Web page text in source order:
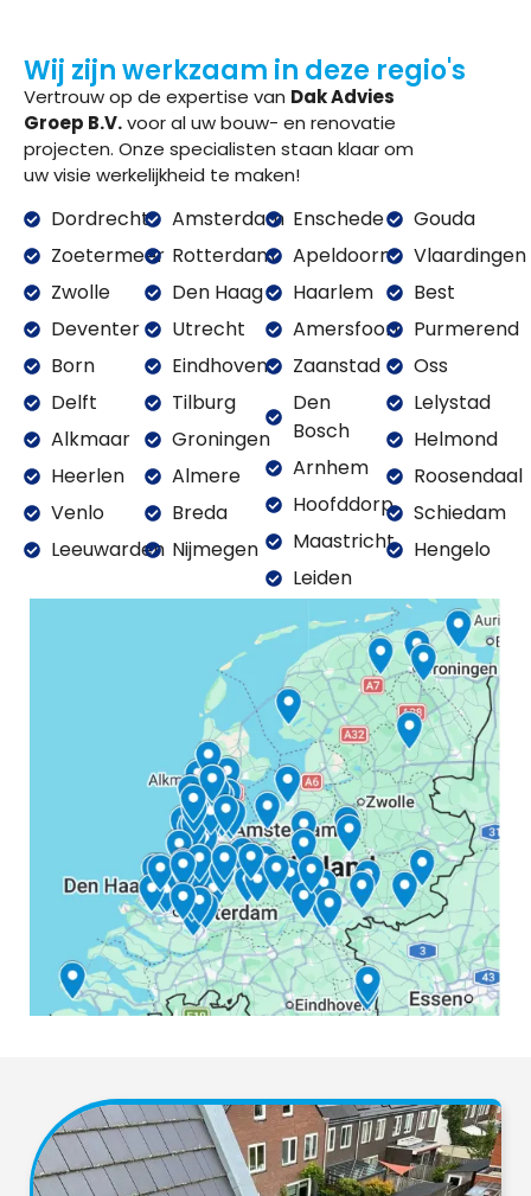
Wij zijn werkzaam in deze regio's
Vertrouw op de expertise van Dak Advies
Groep B.V.voor al uw bouw- en renovatie
projecten. Onze specialisten staan klaar om
uw visie werkelijkheid te maken!
Dordrecht
Zoetermeer
Zwolle
Deventer
Born
Delft
Alkmaar
Heerlen
Venlo
Leeuwarden
Amsterdam
Rotterdam
Den Haag
Utrecht
Eindhoven
Tilburg
Groningen
Almere
Breda
Nijmegen
Enschede
Apeldoorn
Haarlem
Amersfoort
Zaanstad
Den
Bosch
Arnhem
Hoofddorp
Maastricht
Leiden
Gouda
Vlaardingen
Best
Purmerend
Oss
Lelystad
Helmond
Roosendaal
Schiedam
Hengelo